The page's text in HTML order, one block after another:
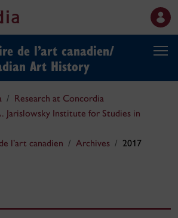
de l’art canadien/
Art History
Research at Concordia
Jarislowsky Institute for Studies in
l’art canadien
Archives 2017